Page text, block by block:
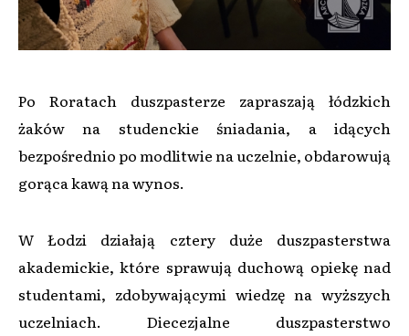
Po Roratach duszpasterze zapraszają łódzkich
żaków na studenckie śniadania, a idących
bezpośrednio po modlitwie na uczelnie, obdarowują
gorąca kawą na wynos.
W Łodzi działają cztery duże duszpasterstwa
akademickie, które sprawują duchową opiekę nad
studentami, zdobywającymi wiedzę na wyższych
uczelniach. Diecezjalne duszpasterstwo